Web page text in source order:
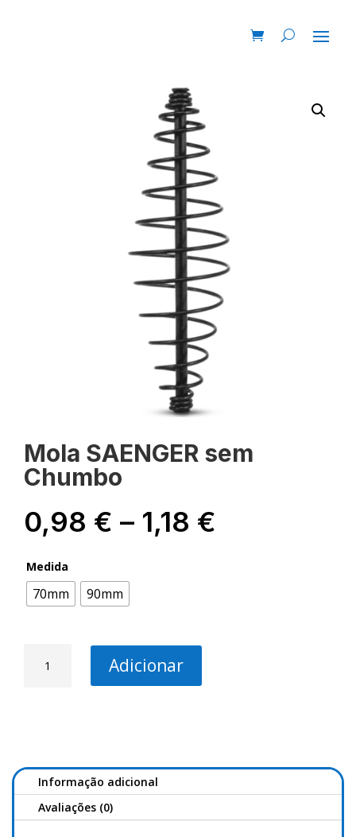
Mola SAENGER sem
Chumbo
0,98 € – 1,18 €
Medida
70mm 90mm
Adicionar
Informação adicional
Avaliações (0)